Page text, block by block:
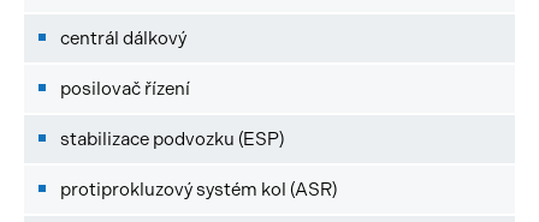
centrál dálkový
posilovač řízení
stabilizace podvozku (ESP)
protiprokluzový systém kol (ASR)